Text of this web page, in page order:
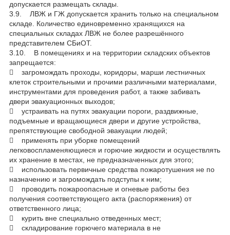
допускается размещать склады.
3.9. ЛВЖ и ГЖ допускается хранить только на специальном
складе. Количество единовременно хранящихся на
специальных складах ЛВЖ не более разрешённого
представителем СБиОТ.
3.10. В помещениях и на территории складских объектов
запрещается:
 загромождать проходы, коридоры, марши лестничных
клеток строительными и прочими различными материалами,
инструментами для проведения работ, а также забивать
двери эвакуационных выходов;
 устраивать на путях эвакуации пороги, раздвижные,
подъемные и вращающиеся двери и другие устройства,
препятствующие свободной эвакуации людей;
 применять при уборке помещений
легковоспламеняющиеся и горючие жидкости и осуществлять
их хранение в местах, не предназначенных для этого;
 использовать первичные средства пожаротушения не по
назначению и загромождать подступы к ним;
 проводить пожароопасные и огневые работы без
получения соответствующего акта (распоряжения) от
ответственного лица;
 курить вне специально отведенных мест;
 складирование горючего материала в не